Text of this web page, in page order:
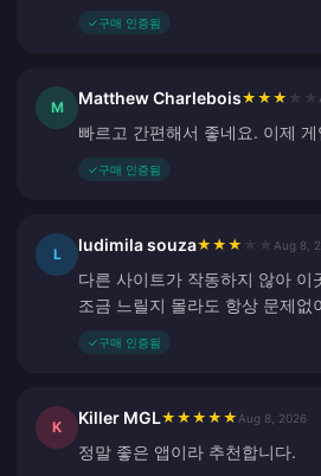
✓구매 인증됨
M Matthew Charlebois★ ★ ★
빠르고 간편해서 좋네요. 이제
✓구매 인증됨
L ludimila souza★ ★ ★ Aug 8,
다른 사이트가 작동하지 않아 이
조금 느릴지 몰라도 항상 문제없
✓구매 인증됨
K Killer MGL★ ★ ★ ★ ★ Aug 8, 2026
정말 좋은 앱이라 추천합니다.